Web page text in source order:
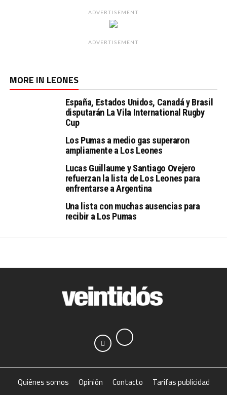
ADVERTISEMENT
ADVERTISEMENT
MORE IN LEONES
España, Estados Unidos, Canadá y Brasil
disputarán La Vila International Rugby
Cup
Los Pumas a medio gas superaron
ampliamente a Los Leones
Lucas Guillaume y Santiago Ovejero
refuerzan la lista de Los Leones para
enfrentarse a Argentina
Una lista con muchas ausencias para
recibir a Los Pumas
Quiénes somos Opinión Contacto Tarifas publicidad